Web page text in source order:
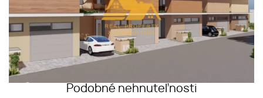
Podobné nehnuteľnosti